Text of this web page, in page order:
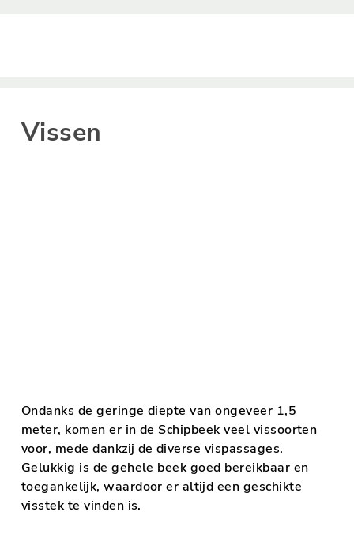
Vissen
Ondanks de geringe diepte van ongeveer 1,5
meter, komen er in de Schipbeek veel vissoorten
voor, mede dankzij de diverse vispassages.
Gelukkig is de gehele beek goed bereikbaar en
toegankelijk, waardoor er altijd een geschikte
visstek te vinden is.